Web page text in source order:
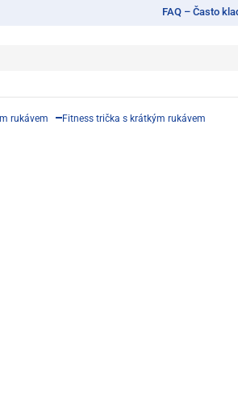
FAQ – Často
rukávem Fitness trička s krátkým rukávem